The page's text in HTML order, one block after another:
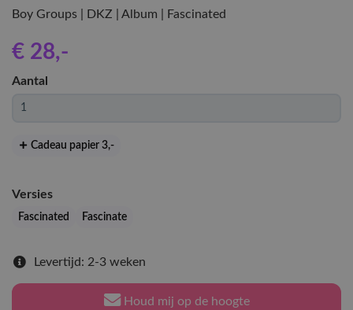
Boy Groups | DKZ | Album | Fascinated
€ 28,-
Aantal
Cadeau papier 3,-
Versies
Fascinated Fascinate
Levertijd: 2-3 weken
Houd mij op de hoogte